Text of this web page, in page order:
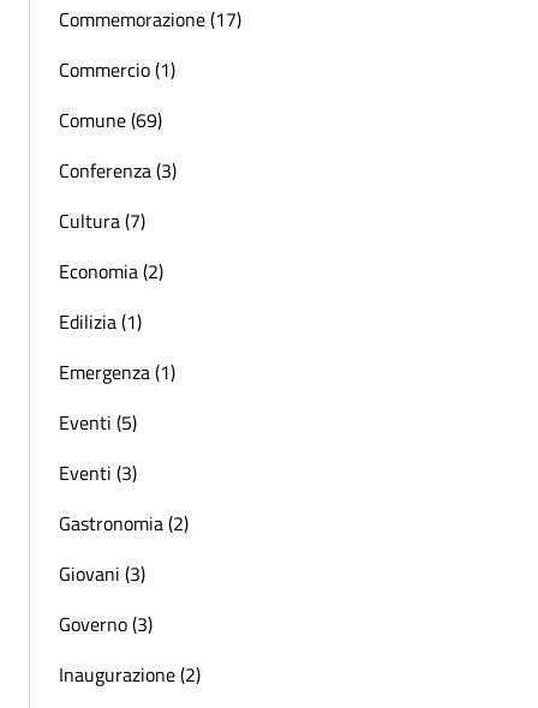
Commemorazione (17)
Commercio (1)
Comune (69)
Conferenza (3)
Cultura (7)
Economia (2)
Edilizia (1)
Emergenza (1)
Eventi (5)
Eventi (3)
Gastronomia (2)
Giovani (3)
Governo (3)
Inaugurazione (2)